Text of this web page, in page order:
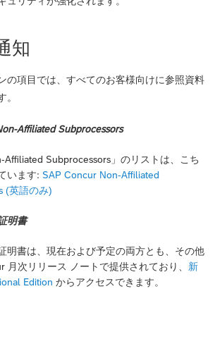
知
の項目では、すべてのお客様向けに参照資料
。
Affiliated Subprocessors
Affiliated Subprocessors」のリストは、こち
います: SAP Concur Non-Affiliated
(英語のみ)
明書
明書は、現在および予定の両方とも、その他
月次リリース ノートで提供されており、 新
Edition からアクセスできます。